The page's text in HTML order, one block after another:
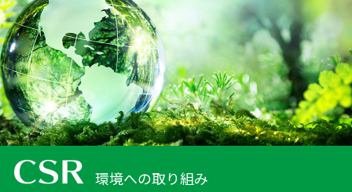
環境への取り組み